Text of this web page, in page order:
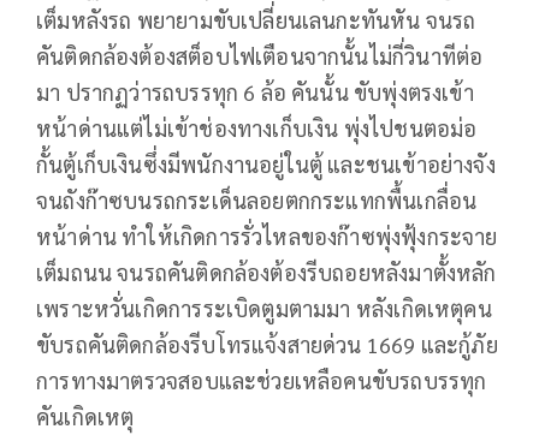
เต็มหลังรถ พยายามขับเปลี่ยนเลนกะทันหัน จนรถ
คันติดกล้องต้องสต็อบไฟเตือนจากนั้นไม่กี่วินาทีต่อ
มา ปรากฏว่ารถบรรทุก 6 ล้อ คันนั้น ขับพุ่งตรงเข้า
หน้าด่านแต่ไม่เข้าช่องทางเก็บเงิน พุ่งไปชนตอม่อ
กั้นตู้เก็บเงินซึ่งมีพนักงานอยู่ในตู้ และชนเข้าอย่างจัง
จนถังก๊าซบนรถกระเด็นลอยตกกระแทกพื้นเกลื่อน
หน้าด่าน ทำให้เกิดการรั่วไหลของก๊าซพุ่งฟุ้งกระจาย
เต็มถนน จนรถคันติดกล้องต้องรีบถอยหลังมาตั้งหลัก
เพราะหวั่นเกิดการระเบิดตูมตามมา หลังเกิดเหตุคน
ขับรถคันติดกล้องรีบโทรแจ้งสายด่วน 1669 และกู้ภัย
การทางมาตรวจสอบและช่วยเหลือคนขับรถบรรทุก
คันเกิดเหตุ